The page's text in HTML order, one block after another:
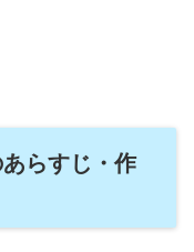
らすじ・作